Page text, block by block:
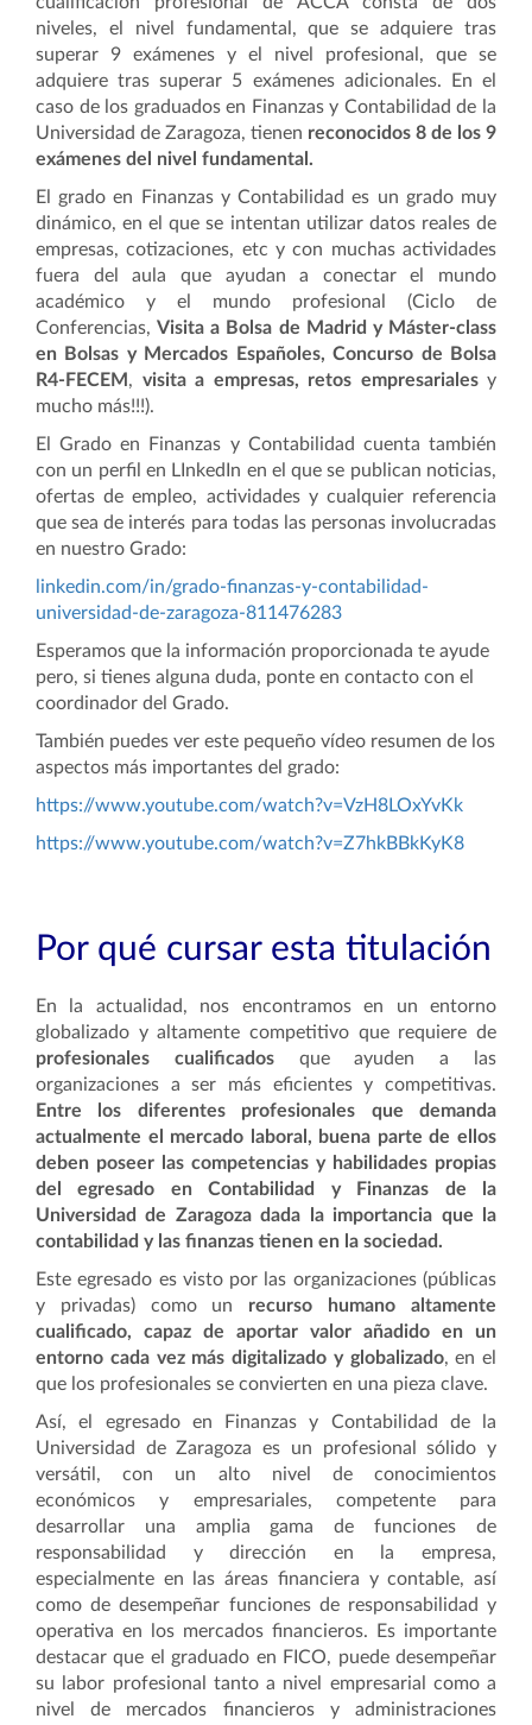
niveles, el nivel fundamental, que se adquiere tras
superar 9 exámenes y el nivel profesional, que se
adquiere tras superar 5 exámenes adicionales. En el
caso de los graduados en Finanzas y Contabilidad de la
Universidad de Zaragoza, tienen reconocidos 8 de los 9
exámenes del nivel fundamental.
El grado en Finanzas y Contabilidad es un grado muy
dinámico, en el que se intentan utilizar datos reales de
empresas, cotizaciones, etc y con muchas actividades
fuera del aula que ayudan a conectar el mundo
académico y el mundo profesional (Ciclo de
Conferencias,Visita a Bolsa de Madrid y Máster-class
en Bolsas y Mercados Españoles, Concurso de Bolsa
R4-FECEM , visita a empresas, retos empresarialesy
mucho más!!!).
El Grado en Finanzas y Contabilidad cuenta también
con un perfil en LInkedIn en el que se publican noticias,
ofertas de empleo, actividades y cualquier referencia
que sea de interés para todas las personas involucradas
en nuestro Grado:
linkedin.com/in/grado-finanzas-y-contabilidad-
universidad-de-zaragoza-811476283
Esperamos que la información proporcionada te ayude
pero, si tienes alguna duda, ponte en contacto con el
coordinador del Grado.
También puedes ver este pequeño vídeo resumen de los
aspectos más importantes del grado:
https://www.youtube.com/watch?v=VzH8LOxYvKk
https://www.youtube.com/watch?v=Z7hkBBkKyK8
Por qué cursar esta titulación
En la actualidad, nos encontramos en un entorno
globalizado y altamente competitivo que requiere de
profesionales cualificadosque ayuden a las
organizaciones a ser más eficientes y competitivas.
Entre los diferentes profesionales que demanda
actualmente el mercado laboral, buena parte de ellos
deben poseer las competencias y habilidades propias
del egresado en Contabilidad y Finanzas de la
Universidad de Zaragoza dada la importancia que la
contabilidad y las finanzas tienen en la sociedad.
Este egresado es visto por las organizaciones (públicas
y privadas) como un recurso humano altamente
cualificado, capaz de aportar valor añadido en un
entorno cada vez más digitalizado y globalizado, en el
que los profesionales se convierten en una pieza clave.
Así, el egresado en Finanzas y Contabilidad de la
Universidad de Zaragoza es un profesional sólido y
versátil, con un alto nivel de conocimientos
económicos y empresariales, competente para
desarrollar una amplia gama de funciones de
responsabilidad y dirección en la empresa,
especialmente en las áreas financiera y contable, así
como de desempeñar funciones de responsabilidad y
operativa en los mercados financieros. Es importante
destacar que el graduado en FICO, puede desempeñar
su labor profesional tanto a nivel empresarial como a
nivel de mercados financieros y administraciones